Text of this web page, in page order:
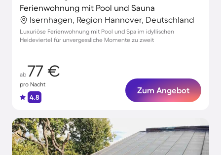
Ferienwohnung mit Pool und Sauna
Isernhagen, Region Hannover, Deutschland
Luxuriöse Ferienwohnung mit Pool und Spa im idyllischen
Heideviertel für unvergessliche Momente zu zweit
ab 77 €
pro Nacht
4.8
Zum Angebot